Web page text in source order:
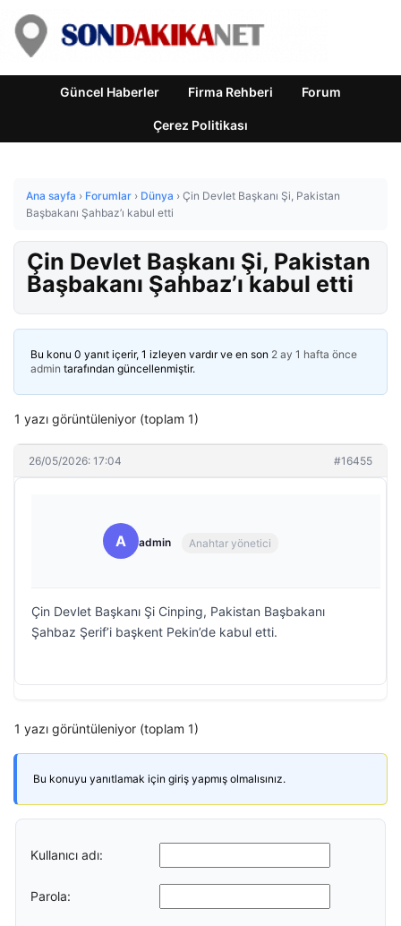
Güncel Haberler Firma Rehberi Forum
Çerez Politikası
Ana sayfa › Forumlar › Dünya › Çin Devlet Başkanı Şi, Pakistan
Başbakanı Şahbaz’ı kabul etti
Çin Devlet Başkanı Şi, Pakistan
Başbakanı Şahbaz’ı kabul etti
Bu konu 0 yanıt içerir, 1 izleyen vardır ve en son 2 ay 1 hafta önce
admin tarafından güncellenmiştir.
1 yazı görüntüleniyor (toplam 1)
26/05/2026: 17:04 #16455
A admin Anahtar yönetici
Çin Devlet Başkanı Şi Cinping, Pakistan Başbakanı
Şahbaz Şerif’i başkent Pekin’de kabul etti.
1 yazı görüntüleniyor (toplam 1)
Bu konuyu yanıtlamak için giriş yapmış olmalısınız.
Kullanıcı adı:
Parola: